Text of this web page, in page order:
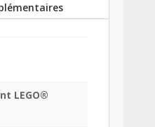
LEGO®